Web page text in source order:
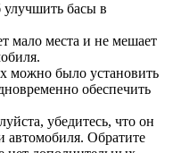
улучшить басы в
мало места и не мешает
можно было установить
обеспечить
убедитесь, что он
автомобиля. Обратите